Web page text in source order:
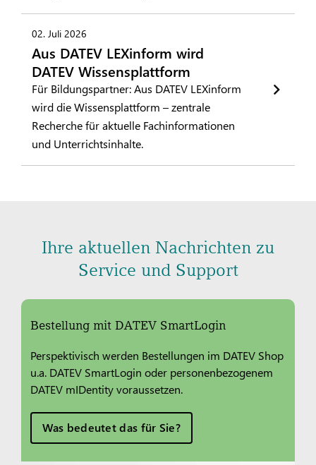
02. Juli 2026
Aus DATEV LEXinform wird
DATEV Wissensplattform
Für Bildungspartner: Aus DATEV LEXinform
wird die Wissensplattform – zentrale
Recherche für aktuelle Fachinformationen
und Unterrichtsinhalte.
Ihre aktuellen Nachrichten zu
Service und Support
Bestellung mit DATEV SmartLogin
Perspektivisch werden Bestellungen im DATEV Shop
u.a. DATEV SmartLogin oder personenbezogenem
DATEV mIDentity voraussetzen.
Was bedeutet das für Sie?